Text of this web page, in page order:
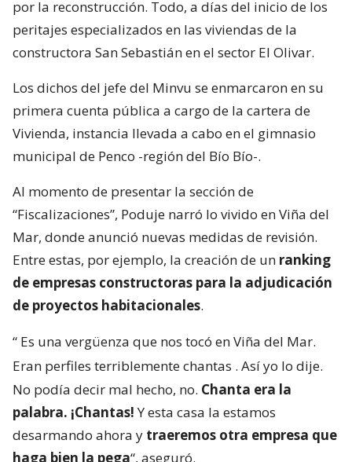
por la reconstrucción. Todo, a días del inicio de los
peritajes especializados en las viviendas de la
constructora San Sebastián en el sector El Olivar.
Los dichos del jefe del Minvu se enmarcaron en su
primera cuenta pública a cargo de la cartera de
Vivienda, instancia llevada a cabo en el gimnasio
municipal de Penco -región del Bío Bío-.
Al momento de presentar la sección de
“Fiscalizaciones”, Poduje narró lo vivido en Viña del
Mar, donde anunció nuevas medidas de revisión.
Entre estas, por ejemplo, la creación de un ranking
de empresas constructoras para la adjudicación
de proyectos habitacionales.
“ Es una vergüenza que nos tocó en Viña del Mar.
Eran perfiles terriblemente chantas . Así yo lo dije.
No podía decir mal hecho, no. Chanta era la
palabra. ¡Chantas!Y esta casa la estamos
desarmando ahora y traeremos otra empresa que
haga bien la pega“, aseguró.